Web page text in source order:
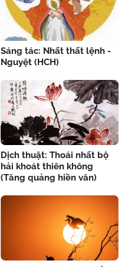
Sáng tác: Nhất thất lệnh -
Nguyệt (HCH)
Dịch thuật: Thoái nhất bộ
hải khoát thiên không
(Tăng quảng hiền văn)